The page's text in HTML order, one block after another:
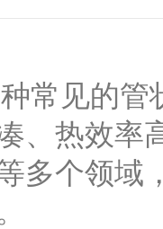
常见的管
、热效率
多个领域